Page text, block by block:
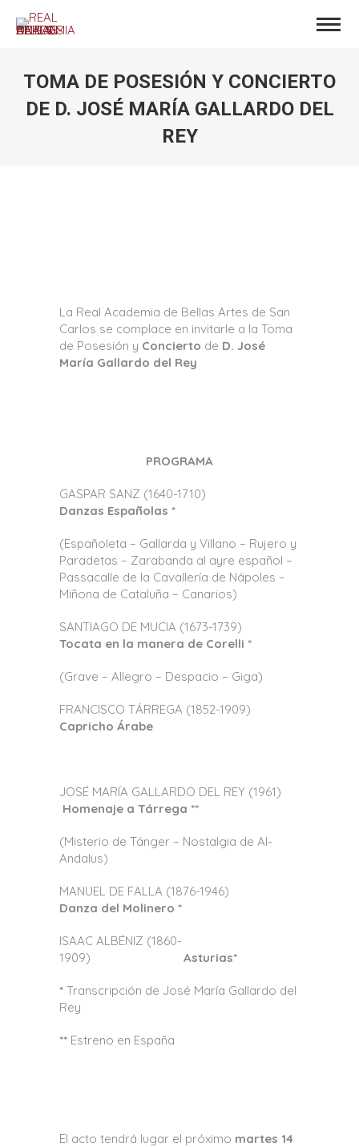
TOMA DE POSESIÓN Y CONCIERTO
DE D. JOSÉ MARÍA GALLARDO DEL
REY
La Real Academia de Bellas Artes de San
Carlos se complace en invitarle a la Toma
de Posesión y Concierto de D. José
María Gallardo del Rey
PROGRAMA
GASPAR SANZ (1640-1710)
Danzas Españolas *
(Españoleta – Gallarda y Villano – Rujero y
Paradetas – Zarabanda al ayre español –
Passacalle de la Cavallería de Nápoles –
Miñona de Cataluña – Canarios)
SANTIAGO DE MUCIA (1673-1739)
Tocata en la manera de Corelli *
(Grave – Allegro – Despacio – Giga)
FRANCISCO TÁRREGA (1852-1909)
Capricho Árabe
JOSÉ MARÍA GALLARDO DEL REY (1961)
Homenaje a Tárrega **
(Misterio de Tánger – Nostalgia de Al-
Andalus)
MANUEL DE FALLA (1876-1946)
Danza del Molinero *
ISAAC ALBÉNIZ (1860-
1909) Asturias*
* Transcripción de José María Gallardo del
Rey
** Estreno en España
El acto tendrá lugar el próximo martes 14